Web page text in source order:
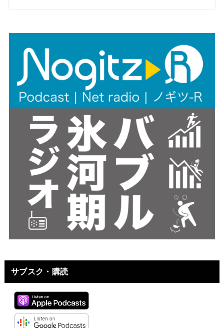
サブスク・購読